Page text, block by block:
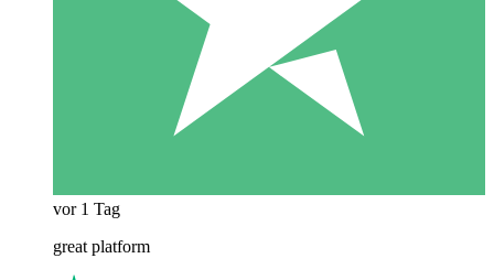
vor 1 Tag
great platform